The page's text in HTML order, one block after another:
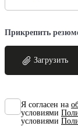
Прикрепить
Загрузить
Я согласен на
условиями
условиями